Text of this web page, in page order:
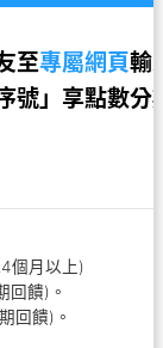
至專屬網頁輸
號」享點數分
個月以上)
回饋)。
回饋)。